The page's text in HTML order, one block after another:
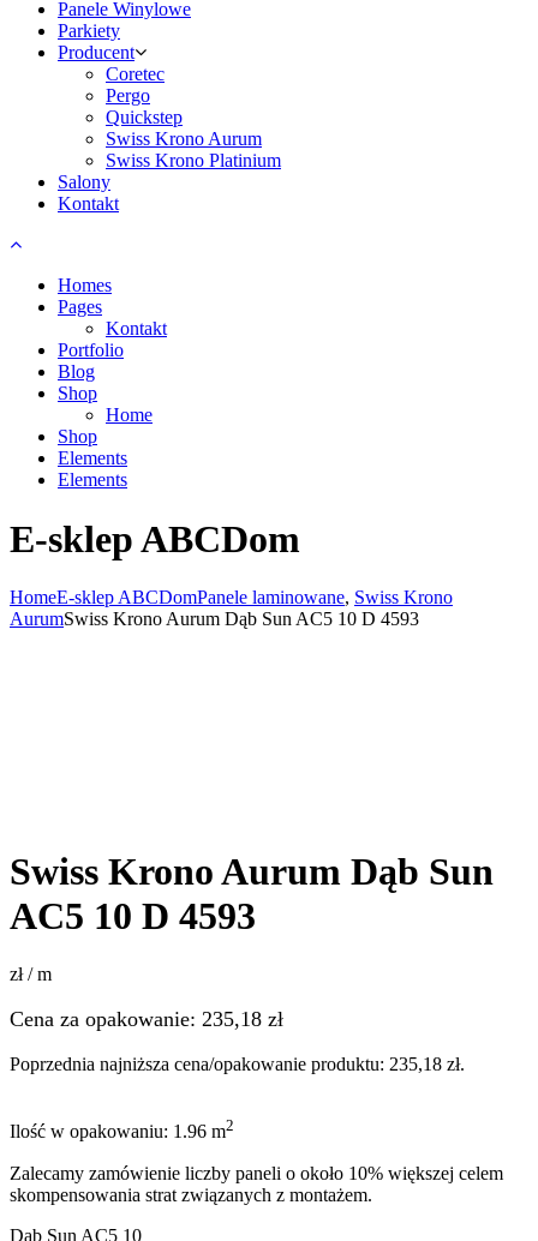
Panele Winylowe
Parkiety
Producent
Coretec
Pergo
Quickstep
Swiss Krono Aurum
Swiss Krono Platinium
Salony
Kontakt
Homes
Pages
Kontakt
Portfolio
Blog
Shop
Home
Shop
Elements
Elements
E-sklep ABCDom
HomeE-sklep ABCDomPanele laminowane, Swiss Krono
AurumSwiss Krono Aurum Dąb Sun AC5 10 D 4593
Swiss Krono Aurum Dąb Sun
AC5 10 D 4593
zł / m
Cena za opakowanie: 235,18 zł
Poprzednia najniższa cena/opakowanie produktu: 235,18 zł.
Ilość w opakowaniu: 1.96 m2
Zalecamy zamówienie liczby paneli o około 10% większej celem
skompensowania strat związanych z montażem.
Dąb Sun AC5 10